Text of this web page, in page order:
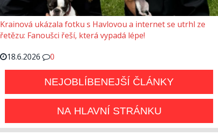
Krainová ukázala fotku s Havlovou a internet se utrhl ze
řetězu: Fanoušci řeší, která vypadá lépe!
18.6.2026
0
NEJOBLÍBENEJŠÍ ČLÁNKY
NA HLAVNÍ STRÁNKU